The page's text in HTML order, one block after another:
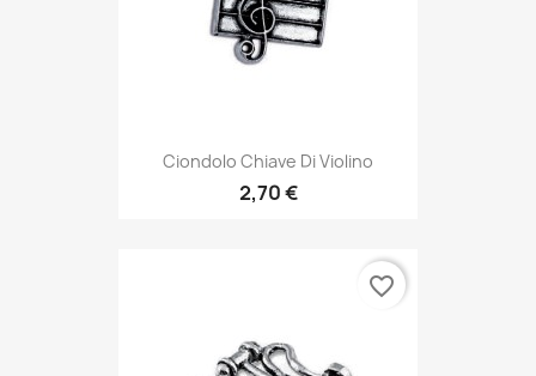
Ciondolo Chiave Di Violino
2,70 €
favorite_border